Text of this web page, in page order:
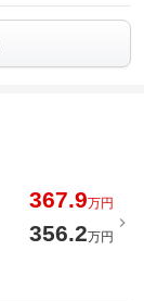
367.9万円
356.2万円